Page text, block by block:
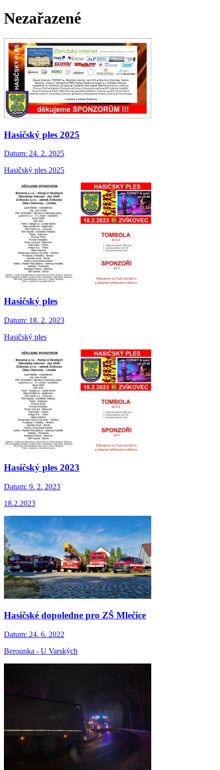
Nezařazené
Hasičský ples 2025
Datum: 24. 2. 2025
Hasičský ples 2025
Hasičský ples
Datum: 18. 2. 2023
Hasičský ples
Hasičský ples 2023
Datum: 9. 2. 2023
18.2.2023
Hasičské dopoledne pro ZŠ Mlečice
Datum: 24. 6. 2022
Berounka - U Varských